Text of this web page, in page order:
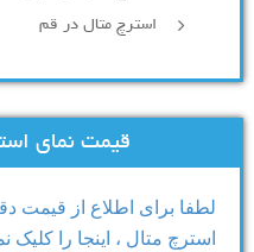
استرچ متال در قم
قیمت نمای
لطفا برای اطلاع از قیمت
استرچ متال ، اینجا را کلیک